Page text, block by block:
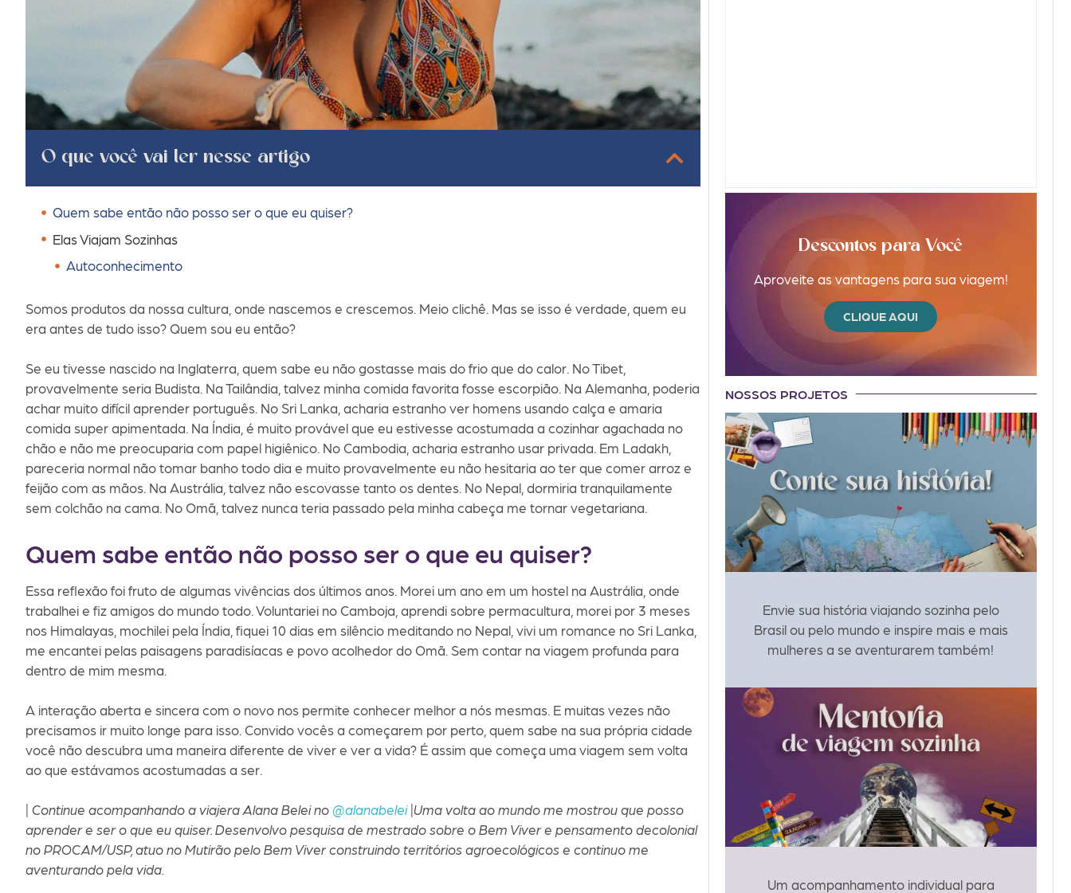
O que você vai ler nesse artigo
Quem sabe então não posso ser o que eu quiser?
Elas Viajam Sozinhas
Autoconhecimento
Somos produtos da nossa cultura, onde nascemos e crescemos. Meio clichê. Mas se isso é verdade, quem eu
era antes de tudo isso? Quem sou eu então?
Se eu tivesse nascido na Inglaterra, quem sabe eu não gostasse mais do frio que do calor. No Tibet,
provavelmente seria Budista. Na Tailândia, talvez minha comida favorita fosse escorpião. Na Alemanha, poderia
achar muito difícil aprender português. No Sri Lanka, acharia estranho ver homens usando calça e amaria
comida super apimentada. Na Índia, é muito provável que eu estivesse acostumada a cozinhar agachada no
chão e não me preocuparia com papel higiênico. No Cambodia, acharia estranho usar privada. Em Ladakh,
pareceria normal não tomar banho todo dia e muito provavelmente eu não hesitaria ao ter que comer arroz e
feijão com as mãos. Na Austrália, talvez não escovasse tanto os dentes. No Nepal, dormiria tranquilamente
sem colchão na cama. No Omã, talvez nunca teria passado pela minha cabeça me tornar vegetariana.
Quem sabe então não posso ser o que eu quiser?
Essa reflexão foi fruto de algumas vivências dos últimos anos. Morei um ano em um hostel na Austrália, onde
trabalhei e ⁣fiz amigos do mundo todo. Voluntariei no Camboja, aprendi sobre permacultura, morei por 3 meses
nos Himalayas, mochilei pela Índia, fiquei 10 dias em silêncio meditando no Nepal, vivi um romance no Sri Lanka,
me encantei pelas paisagens paradisíacas e povo acolhedor do Omã.⁣ Sem contar na viagem profunda para
dentro de mim mesma.
A interação aberta e sincera com o novo nos permite conhecer melhor a nós mesmas. E muitas vezes não
precisamos ir muito longe para isso. Convido vocês a começarem por perto, quem sabe na sua própria cidade
você não descubra uma maneira diferente de viver e ver a vida? É assim que começa uma viagem sem volta
ao que estávamos acostumadas a ser.
| Continue acompanhando a viajera Alana Belei no @alanabelei|Uma volta ao mundo me mostrou que posso
aprender e ser o que eu quiser. Desenvolvo pesquisa de mestrado sobre o Bem Viver e pensamento decolonial
no PROCAM/USP, atuo no Mutirão pelo Bem Viver construindo territórios agroecológicos e continuo me
aventurando pela vida.
Descontos para Você
Aproveite as vantagens para sua viagem!
CLIQUE AQUI
NOSSOS PROJETOS
Envie sua história viajando sozinha pelo
Brasil ou pelo mundo e inspire mais e mais
mulheres a se aventurarem também!
Um acompanhamento individual para